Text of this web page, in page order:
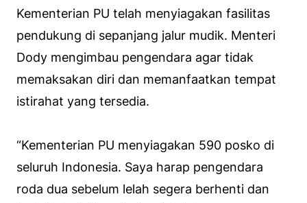
Kementerian PU telah menyiagakan fasilitas
pendukung di sepanjang jalur mudik. Menteri
Dody mengimbau pengendara agar tidak
memaksakan diri dan memanfaatkan tempat
istirahat yang tersedia.
“Kementerian PU menyiagakan 590 posko di
seluruh Indonesia. Saya harap pengendara
roda dua sebelum lelah segera berhenti dan